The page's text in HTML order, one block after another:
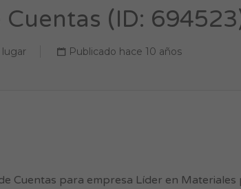
(ID:
lugar Publicado hace 10 años
Cuentas para empresa Líder en